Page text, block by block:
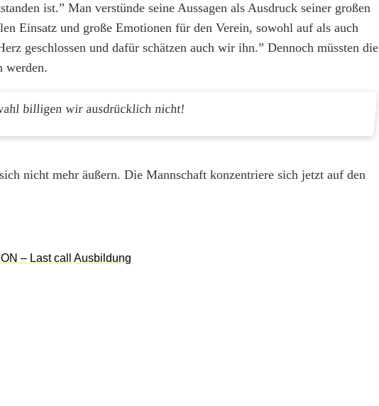
ist.” Man verstünde seine Aussagen als Ausdruck seiner großen
Einsatz und große Emotionen für den Verein, sowohl auf als auch
geschlossen und dafür schätzen auch wir ihn.” Dennoch müssten die
werden.
billigen wir ausdrücklich nicht!
nicht mehr äußern. Die Mannschaft konzentriere sich jetzt auf den